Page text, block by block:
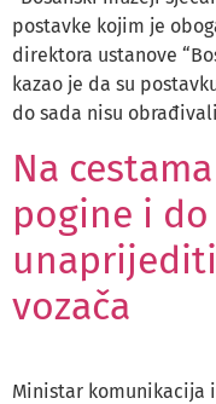
postavke kojim je
direktora ustanove
kazao je da su
do sada nisu
Na
pogine i
vozača
Ministar komunikacija